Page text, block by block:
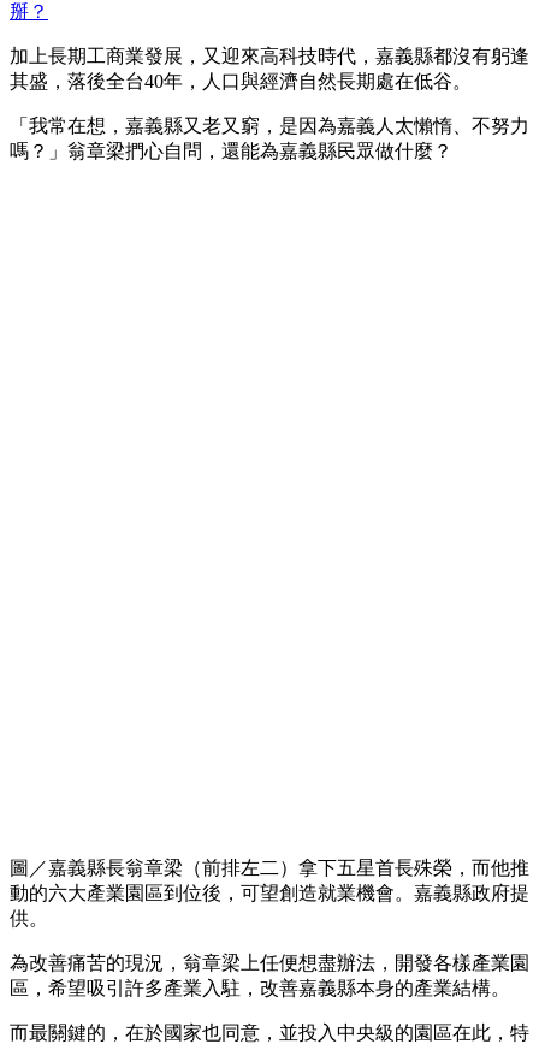
掰？
加上長期工商業發展，又迎來高科技時代，嘉義縣都沒有躬逢
其盛，落後全台40年，人口與經濟自然長期處在低谷。
「我常在想，嘉義縣又老又窮，是因為嘉義人太懶惰、不努力
嗎？」翁章梁捫心自問，還能為嘉義縣民眾做什麼？
圖／嘉義縣長翁章梁（前排左二）拿下五星首長殊榮，而他推
動的六大產業園區到位後，可望創造就業機會。嘉義縣政府提
供。
為改善痛苦的現況，翁章梁上任便想盡辦法，開發各樣產業園
區，希望吸引許多產業入駐，改善嘉義縣本身的產業結構。
而最關鍵的，在於國家也同意，並投入中央級的園區在此，特